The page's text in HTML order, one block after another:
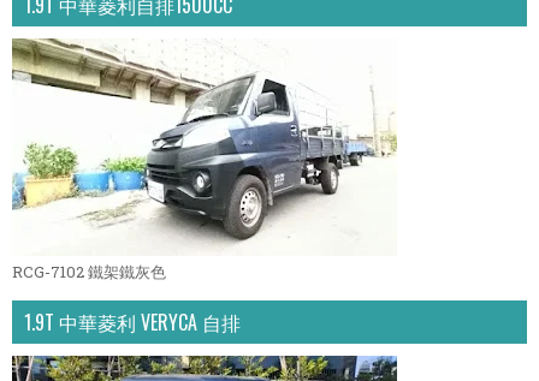
RCG-7102 鐵架鐵灰色
1.9T 中華菱利 VERYCA 自排